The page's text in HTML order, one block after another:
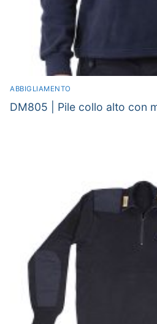
ABBIGLIAMENTO
DM805 | Pile collo alto con